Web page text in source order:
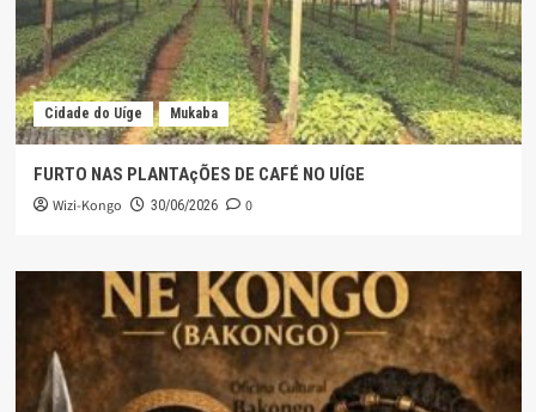
Cidade do Uíge Mukaba
FURTO NAS PLANTAçÕES DE CAFÉ NO UÍGE
Wizi-Kongo 30/06/2026 0